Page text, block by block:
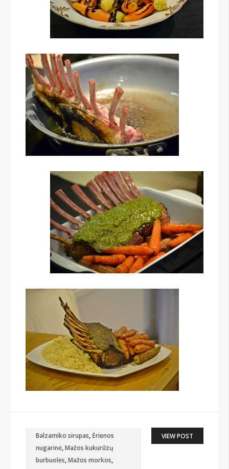
Balzamiko sirupas, Ėrienos
nugarinė,Mažos kukurūzų
burbuolės,Mažos morkos,
VIEW POST